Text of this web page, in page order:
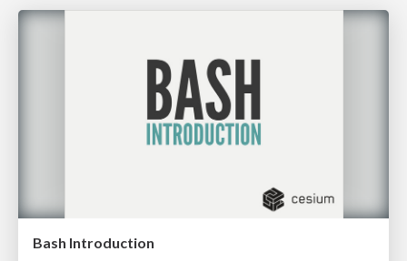
Bash Introduction